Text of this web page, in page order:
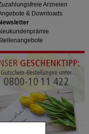
Arzneien
& Downloads